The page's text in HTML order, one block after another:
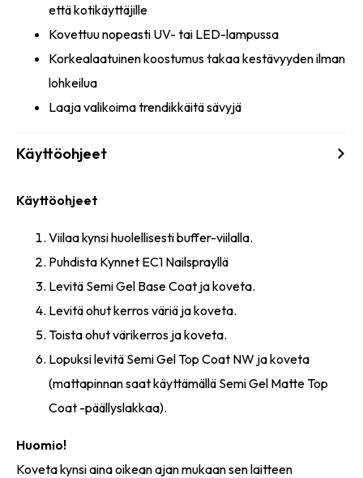
että kotikäyttäjille
Kovettuu nopeasti UV- tai LED-lampussa
Korkealaatuinen koostumus takaa kestävyyden ilman
lohkeilua
Laaja valikoima trendikkäitä sävyjä
Käyttöohjeet
Käyttöohjeet
Viilaa kynsi huolellisesti buffer-viilalla.
Puhdista Kynnet EC1 Nailsprayllä
Levitä Semi Gel Base Coat ja koveta.
Levitä ohut kerros väriä ja koveta.
Toista ohut värikerros ja koveta.
Lopuksi levitä Semi Gel Top Coat NW ja koveta
(mattapinnan saat käyttämällä Semi Gel Matte Top
Coat -päällyslakkaa).
Huomio!
Koveta kynsi aina oikean ajan mukaan sen laitteen